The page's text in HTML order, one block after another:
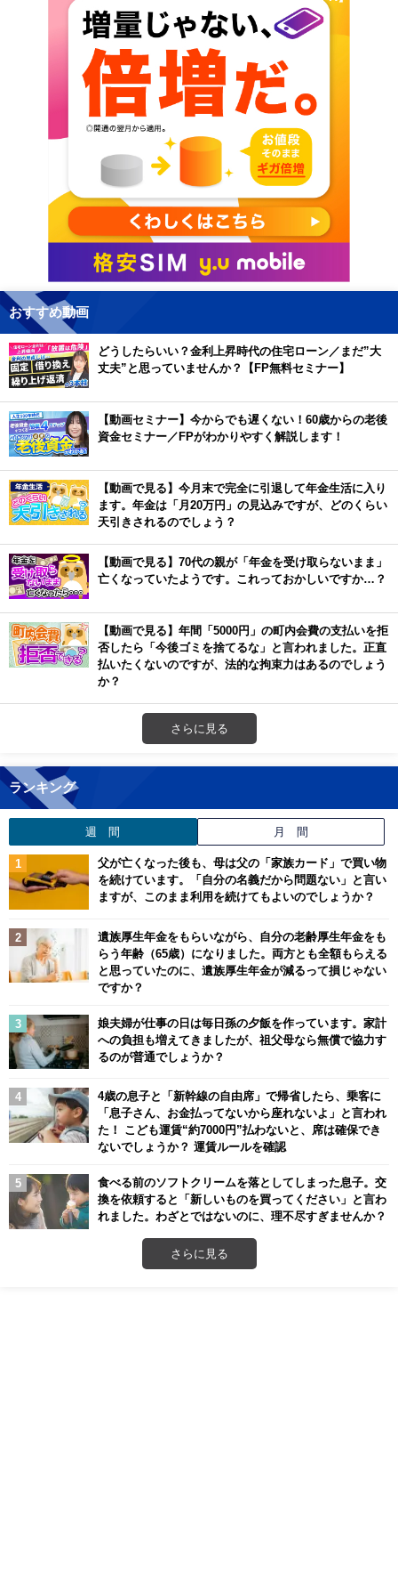
おすすめ動画
どうしたらいい？金利上昇時代の住宅ローン／まだ”大
丈夫”と思っていませんか？【FP無料セミナー】
【動画セミナー】今からでも遅くない！60歳からの老後
資金セミナー／FPがわかりやすく解説します！
【動画で見る】今月末で完全に引退して年金生活に入り
ます。年金は「月20万円」の見込みですが、どのくらい
天引きされるのでしょう？
【動画で見る】70代の親が「年金を受け取らないまま」
亡くなっていたようです。これっておかしいですか…？
【動画で見る】年間「5000円」の町内会費の支払いを拒
否したら「今後ゴミを捨てるな」と言われました。正直
払いたくないのですが、法的な拘束力はあるのでしょう
か？
さらに見る
ランキング
週 間 月 間
父が亡くなった後も、母は父の「家族カード」で買い物
を続けています。「自分の名義だから問題ない」と言い
ますが、このまま利用を続けてもよいのでしょうか？
遺族厚生年金をもらいながら、自分の老齢厚生年金をも
らう年齢（65歳）になりました。両方とも全額もらえる
と思っていたのに、遺族厚生年金が減るって損じゃない
ですか？
娘夫婦が仕事の日は毎日孫の夕飯を作っています。家計
への負担も増えてきましたが、祖父母なら無償で協力す
るのが普通でしょうか？
4歳の息子と「新幹線の自由席」で帰省したら、乗客に
「息子さん、お金払ってないから座れないよ」と言われ
た！ こども運賃“約7000円”払わないと、席は確保でき
ないでしょうか？ 運賃ルールを確認
食べる前のソフトクリームを落としてしまった息子。交
換を依頼すると「新しいものを買ってください」と言わ
れました。わざとではないのに、理不尽すぎませんか？
さらに見る